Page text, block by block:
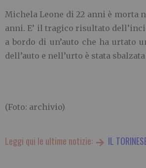
Michela Leone di 22 anni è morta
anni. E’ il tragico risultato
a bordo di un’auto che ha
dell’auto e nell’urto è stata
(Foto: archivio)
Leggi qui le ultime notizie: IL